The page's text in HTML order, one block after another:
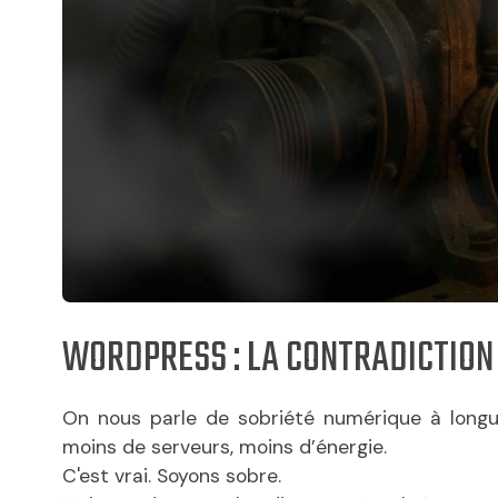
WORDPRESS : LA
On nous parle de sobriété numérique à
moins de serveurs, moins d’énergie.
C'est vrai. Soyons sobre.